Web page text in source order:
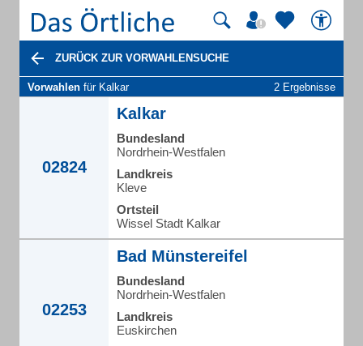
ZURÜCK ZUR VORWAHLENSUCHE
Vorwahlen für Kalkar 2 Ergebnisse
02824
Kalkar
Bundesland
Nordrhein-Westfalen
Landkreis
Kleve
Ortsteil
Wissel Stadt Kalkar
02253
Bad Münstereifel
Bundesland
Nordrhein-Westfalen
Landkreis
Euskirchen